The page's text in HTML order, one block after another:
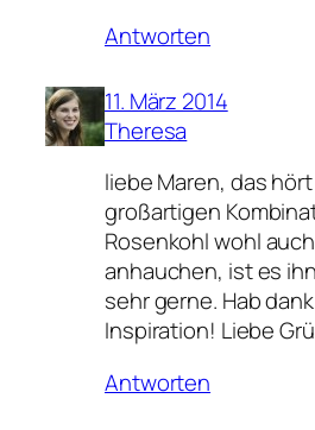
Antworten
11. März 2014
Theresa
liebe Maren, das
großartigen
Rosenkohl wohl
anhauchen, ist es
sehr gerne. Hab
Inspiration! Liebe
Antworten